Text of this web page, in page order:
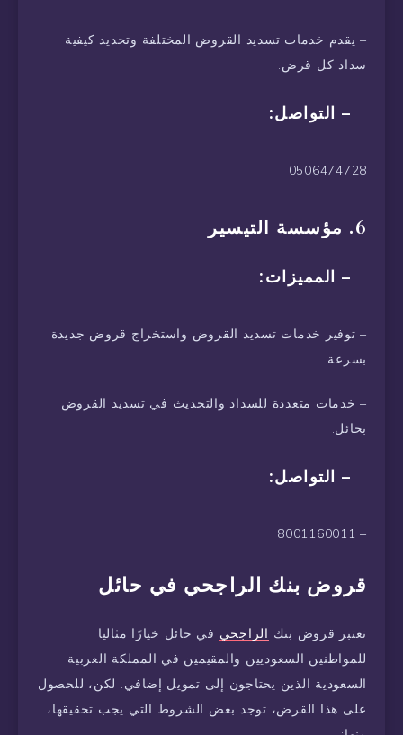
– يقدم خدمات تسديد القروض المختلفة وتحديد كيفية
سداد كل قرض.
– التواصل:
0506474728
6. مؤسسة التيسير
– المميزات:
– توفير خدمات تسديد القروض واستخراج قروض جديدة
بسرعة.
– خدمات متعددة للسداد والتحديث في تسديد القروض
بحائل.
– التواصل:
– 8001160011
قروض بنك الراجحي في حائل
تعتبر قروض بنك الراجحي في حائل خيارًا مثاليا
للمواطنين السعوديين والمقيمين في المملكة العربية
السعودية الذين يحتاجون إلى تمويل إضافي. لكن، للحصول
على هذا القرض، توجد بعض الشروط التي يجب تحقيقها،